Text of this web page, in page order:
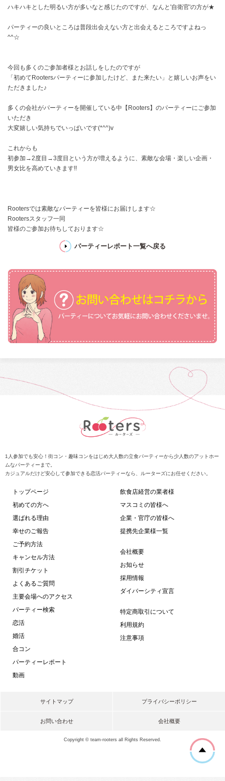
ハキハキとした明るい方が多いなと感じたのですが、なんと'自衛官'の方が★
パーティーの良いところは普段出会えない方と出会えるところですよねっ
^^☆
今回も多くのご参加者様とお話しをしたのですが
「初めてRootersパーティーに参加したけど、また来たい」と嬉しいお声をい
ただきました♪
多くの会社がパーティーを開催している中【Rooters】のパーティーにご参加
いただき
大変嬉しい気持ちでいっぱいです(*^^)v
これからも
初参加→2度目→3度目という方が増えるように、素敵な会場・楽しい企画・
男女比を高めていきます!!
Rootersでは素敵なパーティーを皆様にお届けします☆
Rootersスタッフ一同
皆様のご参加お待ちしております☆
パーティーレポート一覧へ戻る
1人参加でも安心！街コン・趣味コンをはじめ大人数の立食パーティーから少人数のアットホー
ムなパーティーまで。
カジュアルだけど安心して参加できる恋活パーティーなら、ルーターズにお任せください。
トップページ
初めての方へ
選ばれる理由
幸せのご報告
ご予約方法
キャンセル方法
割引チケット
よくあるご質問
主要会場へのアクセス
パーティー検索
恋活
婚活
合コン
パーティーレポート
動画
飲食店経営の業者様
マスコミの皆様へ
企業・官庁の皆様へ
提携先企業様一覧
会社概要
お知らせ
採用情報
ダイバーシティ宣言
特定商取引について
利用規約
注意事項
サイトマップ プライバシーポリシー
お問い合わせ 会社概要
Copyright © team-rooters all Rights Reserved.